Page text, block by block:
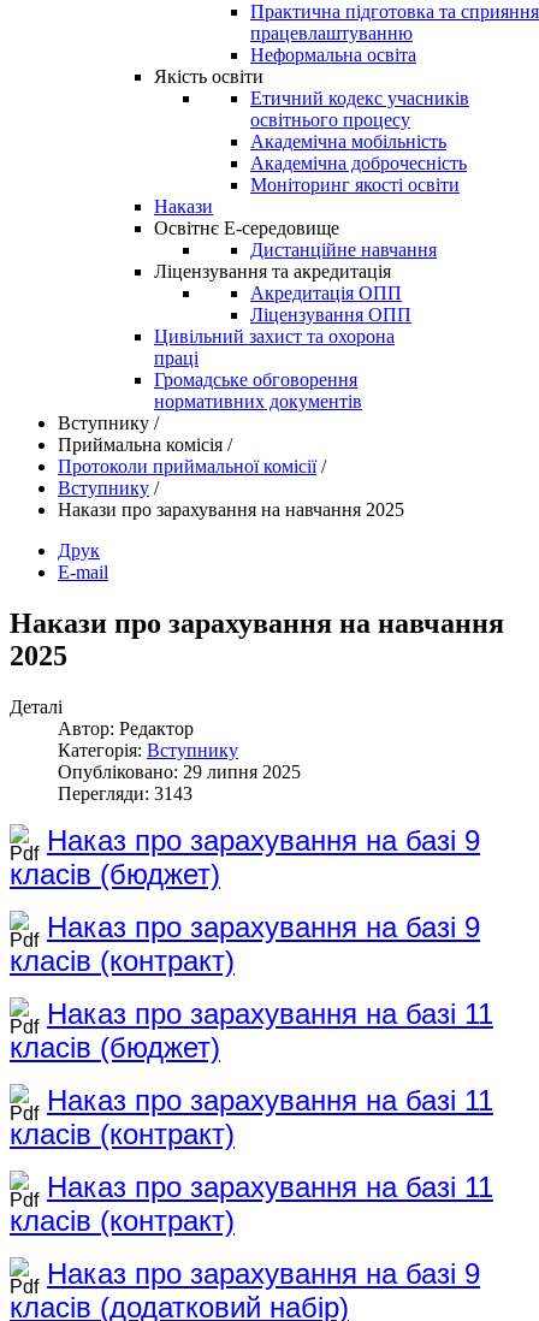
Практична підготовка та сприяння
працевлаштуванню
Неформальна освіта
Якість освіти
Етичний кодекс учасників
освітнього процесу
Академічна мобільність
Академічна доброчесність
Моніторинг якості освіти
Накази
Освітнє Е-середовище
Дистанційне навчання
Ліцензування та акредитація
Акредитація ОПП
Ліцензування ОПП
Цивільний захист та охорона
праці
Громадське обговорення
нормативних документів
Вступнику /
Приймальна комісія /
Протоколи приймальної комісії /
Вступнику /
Накази про зарахування на навчання 2025
Друк
E-mail
Накази про зарахування на навчання
2025
Деталі
Автор: Редактор
Категорія: Вступнику
Опубліковано: 29 липня 2025
Перегляди: 3143
Наказ про зарахування на базі 9
класів (бюджет)
Наказ про зарахування на базі 9
класів (контракт)
Наказ про зарахування на базі 11
класів (бюджет)
Наказ про зарахування на базі 11
класів (контракт)
Наказ про зарахування на базі 11
класів (контракт)
Наказ про зарахування на базі 9
класів (додатковий набір)